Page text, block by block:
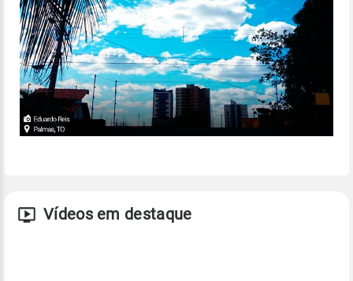
Vídeos em destaque